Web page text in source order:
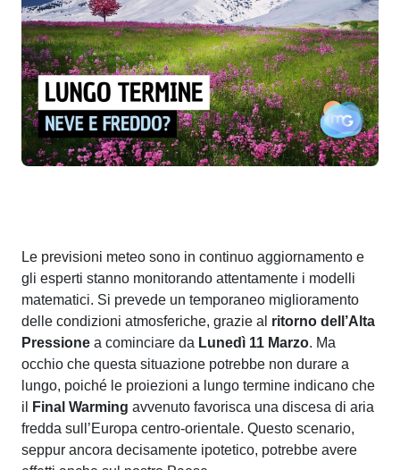
Le previsioni meteo sono in continuo aggiornamento e
gli esperti stanno monitorando attentamente i modelli
matematici. Si prevede un temporaneo miglioramento
delle condizioni atmosferiche, grazie al ritorno dell’Alta
Pressione a cominciare da Lunedì 11 Marzo. Ma
occhio che questa situazione potrebbe non durare a
lungo, poiché le proiezioni a lungo termine indicano che
il
Final Warming avvenuto favorisca una discesa di aria
fredda sull’Europa centro-orientale. Questo scenario,
seppur ancora decisamente ipotetico, potrebbe avere